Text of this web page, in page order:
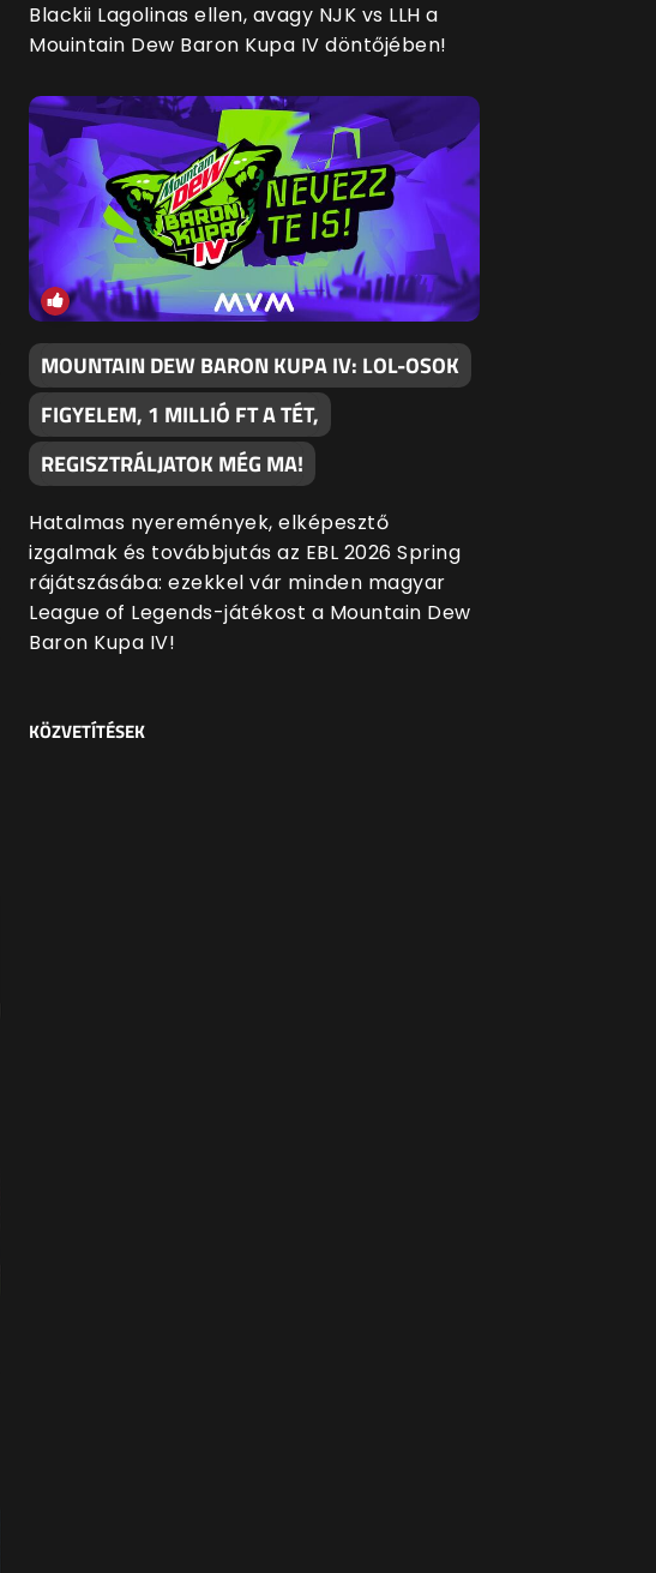
Blackii Lagolinas ellen, avagy NJK vs LLH a
Mouintain Dew Baron Kupa IV döntőjében!
MOUNTAIN DEW BARON KUPA IV: LOL-OSOK
FIGYELEM, 1 MILLIÓ FT A TÉT,
REGISZTRÁLJATOK MÉG MA!
Hatalmas nyeremények, elképesztő
izgalmak és továbbjutás az EBL 2026 Spring
rájátszásába: ezekkel vár minden magyar
League of Legends-játékost a Mountain Dew
Baron Kupa IV!
KÖZVETÍTÉSEK